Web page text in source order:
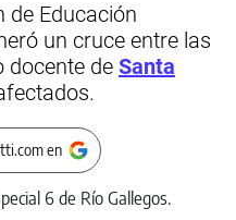
de Educación
un cruce entre las
docente de Santa
en